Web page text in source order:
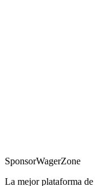
SponsorWagerZone
La mejor plataforma